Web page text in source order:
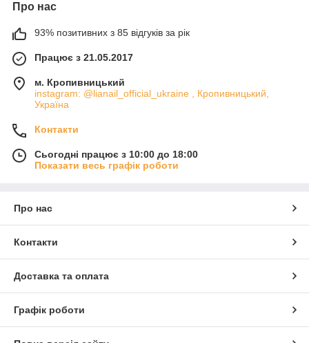
Про нас
93% позитивних з 85 відгуків за рік
Працює з 21.05.2017
м. Кропивницький
instagram: @lianail_official_ukraine , Кропивницький,
Україна
Контакти
Сьогодні працює з 10:00 до 18:00
Показати весь графік роботи
Про нас
Контакти
Доставка та оплата
Графік роботи